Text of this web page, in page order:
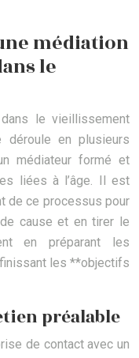
médiation
le
le vieillissement
en plusieurs
médiateur formé et
liées à l’âge. Il est
de ce processus pour
cause et en tirer le
en préparant les
les **objectifs
préalable
de contact avec un